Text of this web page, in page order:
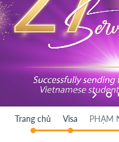
Trang chủ Visa PHẠM